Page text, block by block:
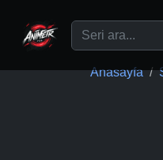
Anasayfa